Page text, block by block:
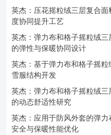
英杰：压花摇粒绒三层复合
度协同提升工艺
英杰：弹力布和格子摇粒绒
的弹性与保暖协同设计
英杰：基于弹力布和格子摇
雪服结构开发
英杰：弹力布和格子摇粒绒
的动态舒适性研究
英杰：应用于防风外套的弹
安全与保暖性能优化